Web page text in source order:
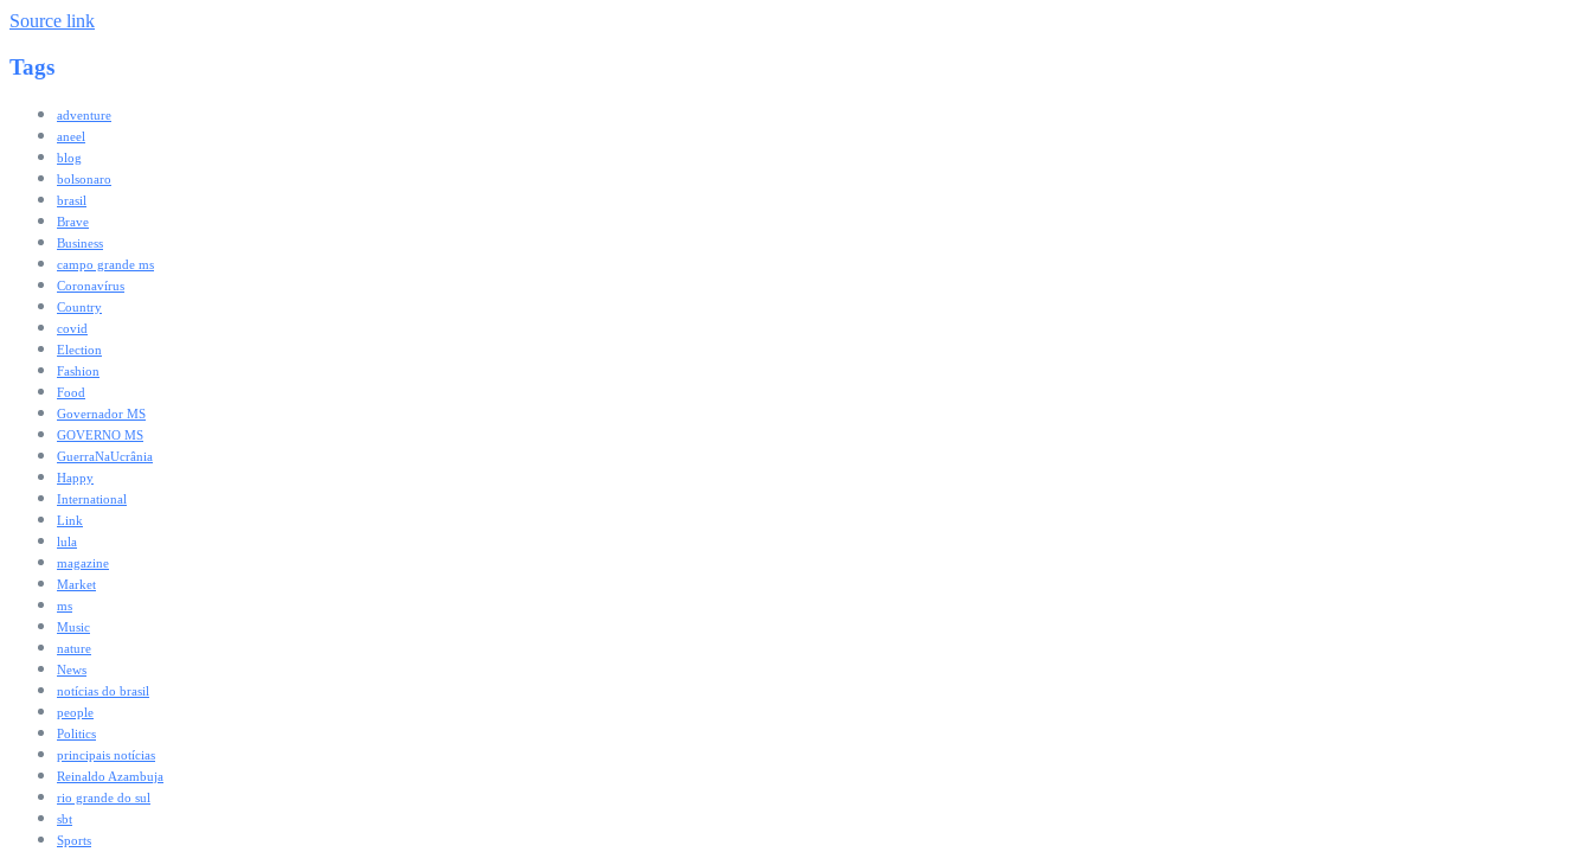
Source link
Tags
adventure
aneel
blog
bolsonaro
brasil
Brave
Business
campo grande ms
Coronavírus
Country
covid
Election
Fashion
Food
Governador MS
GOVERNO MS
GuerraNaUcrânia
Happy
International
Link
lula
magazine
Market
ms
Music
nature
News
notícias do brasil
people
Politics
principais notícias
Reinaldo Azambuja
rio grande do sul
sbt
Sports